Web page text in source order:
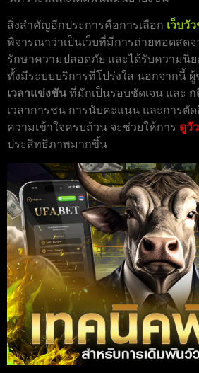
สิ่งสำคัญอีกประการคือการเลือก เว็บวั
พิจารณาว่าเป็นเว็บที่มีการถ่ายทอดสด
รักษาความปลอดภัย และได้รับความนิ
ทั้งมีระบบบริการที่โปร่งใส นอกจากนี้
เวลาแข่งขัน ที่มักเป็นรอบชัดเจน และ ก
เวลาการชน การนับคะแนน และการตั
ความเข้าใจครบถ้วน จะช่วยให้การ ดูวั
ประสิทธิภาพมากขึ้น